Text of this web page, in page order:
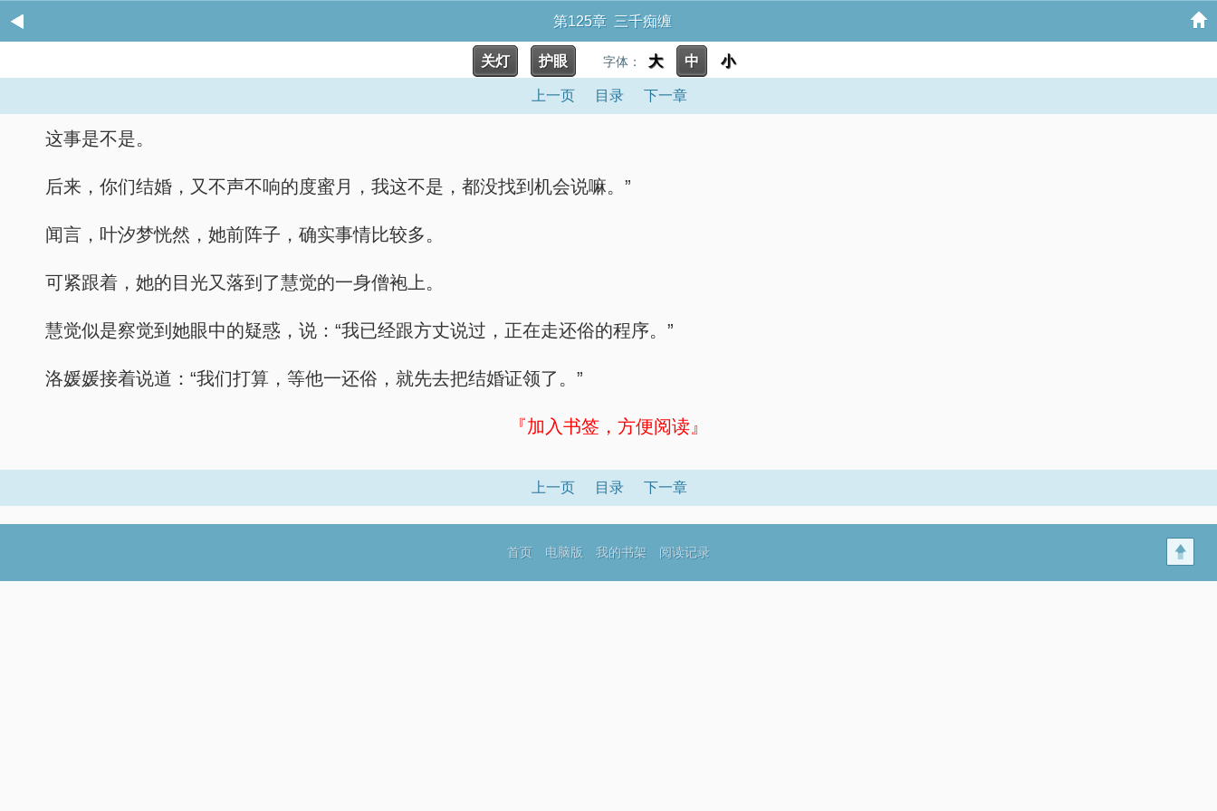
第125章 三千痴缠
关灯 护眼 字体： 大 中 小
上一页 目录 下一章
这事是不是。
后来，你们结婚，又不声不响的度蜜月，我这不是，都没找到机会说嘛。”
闻言，叶汐梦恍然，她前阵子，确实事情比较多。
可紧跟着，她的目光又落到了慧觉的一身僧袍上。
慧觉似是察觉到她眼中的疑惑，说：“我已经跟方丈说过，正在走还俗的程序。”
洛媛媛接着说道：“我们打算，等他一还俗，就先去把结婚证领了。”
『加入书签，方便阅读』
上一页 目录 下一章
首页 电脑版 我的书架 阅读记录